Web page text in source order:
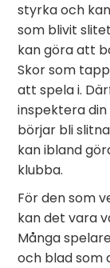
styrka och
som blivit
kan göra att
Skor som
att spela i.
inspektera
börjar bli
kan ibland
klubba.
För den som
kan det vara
Många
och blad som